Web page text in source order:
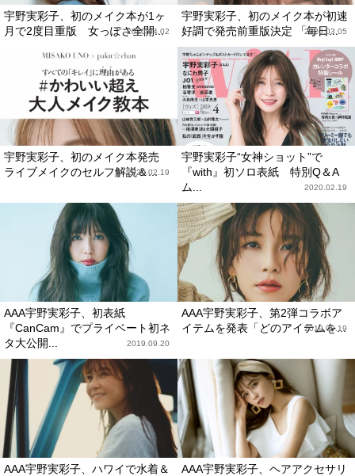
宇野実彩子、初のメイク本が1ヶ
月で2度目重版 女っぽさ全開...
2020.04.02
宇野実彩子、初のメイク本が初速
好調で発売前重版決定 「毎日...
2020.03.05
宇野実彩子、初のメイク本発売
ライブメイクのセルフ解説＆...
2020.02.19
宇野実彩子“女神ショット”で
『with』初ソロ表紙 特別Q＆A
ム...
2020.02.19
AAA宇野実彩子、初表紙
『CanCam』でプライベート初ネ
タ大公開...
2019.09.20
AAA宇野実彩子、第2弾コラボア
イテムを発表「どのアイテムを...
2019.08.19
AAA宇野実彩子、ハワイで水着＆
AAA宇野実彩子、ヘアアクセサリ